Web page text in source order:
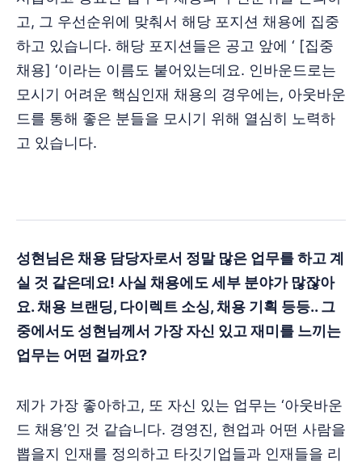
고, 그 우선순위에 맞춰서 해당 포지션 채용에 집중
하고 있습니다. 해당 포지션들은 공고 앞에 ‘ [집중
채용] ‘이라는 이름도 붙어있는데요. 인바운드로는
모시기 어려운 핵심인재 채용의 경우에는, 아웃바운
드를 통해 좋은 분들을 모시기 위해 열심히 노력하
고 있습니다.
성현님은 채용 담당자로서 정말 많은 업무를 하고 계
실 것 같은데요! 사실 채용에도 세부 분야가 많잖아
요. 채용 브랜딩, 다이렉트 소싱, 채용 기획 등등.. 그
중에서도 성현님께서 가장 자신 있고 재미를 느끼는
업무는 어떤 걸까요?
제가 가장 좋아하고, 또 자신 있는 업무는 ‘아웃바운
드 채용’인 것 같습니다. 경영진, 현업과 어떤 사람을
뽑을지 인재를 정의하고 타깃기업들과 인재들을 리